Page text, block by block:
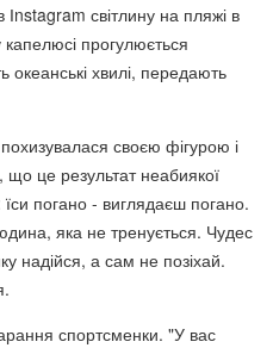
Іnstagram світлину на пляжі в
прогулюється
океанські хвилі, передають
своєю фігурою і
що це результат неабиякої
погано - виглядаєш погано.
яка не тренується. Чудес
надійся, а сам не позіхай.
спортсменки. "У вас